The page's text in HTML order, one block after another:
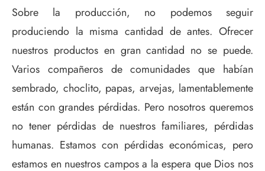
Sobre la producción, no podemos seguir
produciendo la misma cantidad de antes. Ofrecer
nuestros productos en gran cantidad no se puede.
Varios compañeros de comunidades que habían
sembrado, choclito, papas, arvejas, lamentablemente
están con grandes pérdidas. Pero nosotros queremos
no tener pérdidas de nuestros familiares, pérdidas
humanas. Estamos con pérdidas económicas, pero
estamos en nuestros campos a la espera que Dios nos